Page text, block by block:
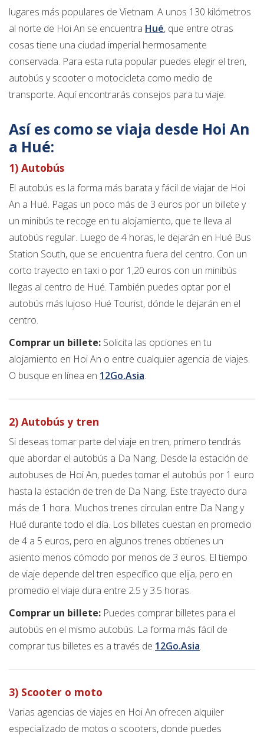
lugares más populares de Vietnam. A unos 130 kilómetros
al norte de Hoi An se encuentra Hué, que entre otras
cosas tiene una ciudad imperial hermosamente
conservada. Para esta ruta popular puedes elegir el tren,
autobús y scooter o motocicleta como medio de
transporte. Aquí encontrarás consejos para tu viaje.
Así es como se viaja desde Hoi An
a Hué:
1) Autobús
El autobús es la forma más barata y fácil de viajar de Hoi
An a Hué. Pagas un poco más de 3 euros por un billete y
un minibús te recoge en tu alojamiento, que te lleva al
autobús regular. Luego de 4 horas, le dejarán en Hué Bus
Station South, que se encuentra fuera del centro. Con un
corto trayecto en taxi o por 1,20 euros con un minibús
llegas al centro de Hué. También puedes optar por el
autobús más lujoso Hué Tourist, dónde le dejarán en el
centro.
Comprar un billete: Solicita las opciones en tu
alojamiento en Hoi An o entre cualquier agencia de viajes.
O busque en línea en 12Go.Asia.
2) Autobús y tren
Si deseas tomar parte del viaje en tren, primero tendrás
que abordar el autobús a Da Nang. Desde la estación de
autobuses de Hoi An, puedes tomar el autobús por 1 euro
hasta la estación de tren de Da Nang. Este trayecto dura
más de 1 hora. Muchos trenes circulan entre Da Nang y
Hué durante todo el día. Los billetes cuestan en promedio
de 4 a 5 euros, pero en algunos trenes obtienes un
asiento menos cómodo por menos de 3 euros. El tiempo
de viaje depende del tren específico que elija, pero en
promedio el viaje dura entre 2.5 y 3.5 horas.
Comprar un billete: Puedes comprar billetes para el
autobús en el mismo autobús. La forma más fácil de
comprar tus billetes es a través de 12Go.Asia.
3) Scooter o moto
Varias agencias de viajes en Hoi An ofrecen alquiler
especializado de motos o scooters, donde puedes